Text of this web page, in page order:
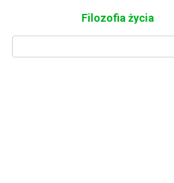
Filozofia życia
Search: